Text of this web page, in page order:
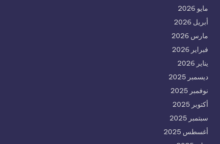
مايو 2026
أبريل 2026
مارس 2026
فبراير 2026
يناير 2026
ديسمبر 2025
نوفمبر 2025
أكتوبر 2025
سبتمبر 2025
أغسطس 2025